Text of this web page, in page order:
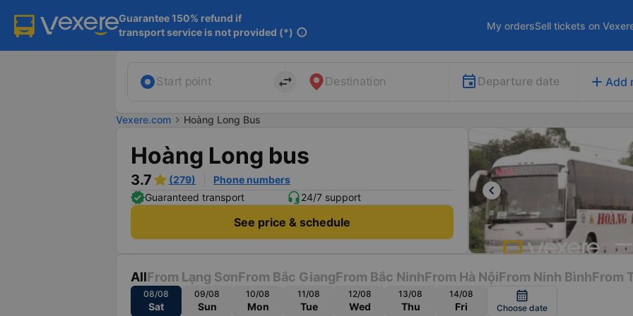
Guarantee 150% refund if
transport service is not provided (*) info
My ordersSell tickets on
Start point import_export Destination Departure date add Add
Vexere.com chevron_right Hoàng Long Bus
Hoàng Long bus
3.7 (279)
Phone numbers
Guaranteed transport
24/7 support
See price & schedule
keyboard_arrow_left
AllFrom Lạng SơnFrom Bắc GiangFrom Bắc NinhFrom Hà NộiFrom Ninh BìnhFrom
08/08
Sat
09/08
Sun
10/08
Mon
11/08
Tue
12/08
Wed
13/08
Thu
14/08
Fri
calendar_month
Choose date